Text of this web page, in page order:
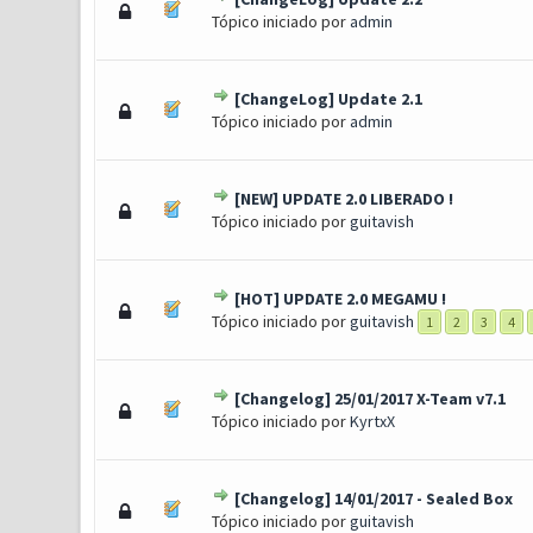
Tópico iniciado poradmin
0 Voto(s) - 0 de 5 em média
1
[ChangeLog] Update 2.1
Tópico iniciado poradmin
0 Voto(s) - 0 de 5 em média
1
[NEW] UPDATE 2.0 LIBERADO !
Tópico iniciado porguitavish
0 Voto(s) - 0 de 5 em média
123 4
[HOT] UPDATE 2.0 MEGAMU !
Tópico iniciado porguitavish 1 2 3 4
0 Voto(s) - 0 de 5 em média
12345
[Changelog] 25/01/2017 X-Team v7.1
Tópico iniciado porKyrtxX
0 Voto(s) - 0 de 5 em média
1 2345
[Changelog] 14/01/2017 - Sealed Box
Tópico iniciado porguitavish
0 Voto(s) - 0 de 5 em média
12345